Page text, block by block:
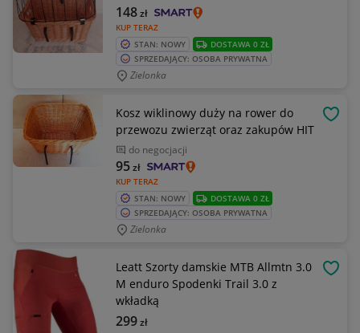
KUP TERAZ
148zł
STAN: NOWY
DOSTAWA 0 ZŁ
SPRZEDAJĄCY: OSOBA PRYWATNA
Zielonka
Kosz wiklinowy duży na rower do
przewozu zwierząt oraz zakupów HIT
do negocjacji
KUP TERAZ
95zł
STAN: NOWY
DOSTAWA 0 ZŁ
SPRZEDAJĄCY: OSOBA PRYWATNA
Zielonka
Leatt Szorty damskie MTB Allmtn 3.0
M enduro Spodenki Trail 3.0 z
wkładką
299zł